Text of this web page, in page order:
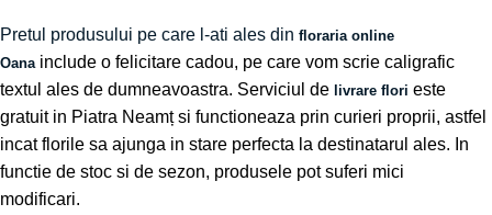
Pretul produsului pe care l-ati ales din floraria online
Oana include o felicitare cadou, pe care vom scrie caligrafic
textul ales de dumneavoastra. Serviciul de livrare flori este
gratuit in Piatra Neamț si functioneaza prin curieri proprii, astfel
incat florile sa ajunga in stare perfecta la destinatarul ales. In
functie de stoc si de sezon, produsele pot suferi mici
modificari.